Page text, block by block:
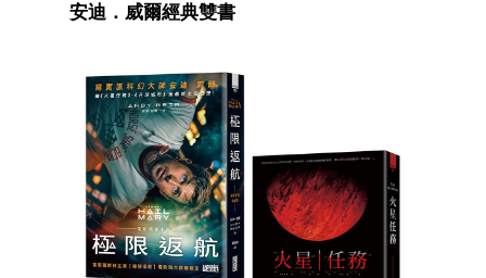
安迪．威爾經典雙書